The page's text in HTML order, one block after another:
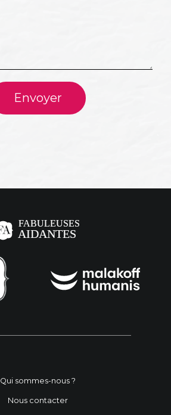
Envoyer
Qui sommes-nous ?
Nous contacter